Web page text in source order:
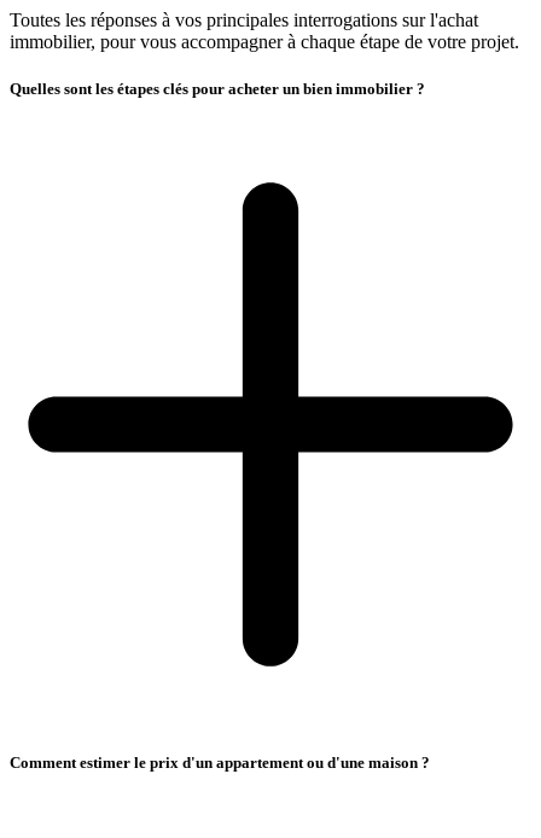
Toutes les réponses à vos principales interrogations sur l'achat
immobilier, pour vous accompagner à chaque étape de votre projet.
Quelles sont les étapes clés pour acheter un bien immobilier ?
Comment estimer le prix d'un appartement ou d'une maison ?